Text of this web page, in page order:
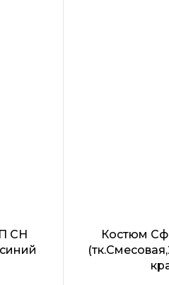
CH
Костюм